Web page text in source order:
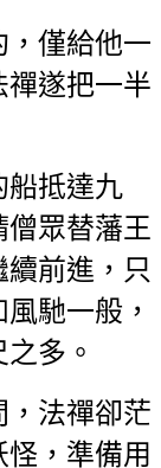
，僅給他一
禪遂把一半
船抵達九
眾替藩王
前進，只
馳一般，
多。
，法禪卻茫
，準備用